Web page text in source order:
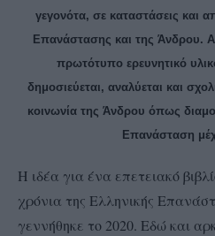
γεγονότα, σε καταστάσεις και
Επανάστασης και της Άνδρου.
πρωτότυπο ερευνητικό
δημοσιεύεται, αναλύεται και
κοινωνία της Άνδρου όπως
Επανάσταση
Η ιδέα για ένα επετειακό
χρόνια της Ελληνικής
γεννήθηκε το 2020. Εδώ και